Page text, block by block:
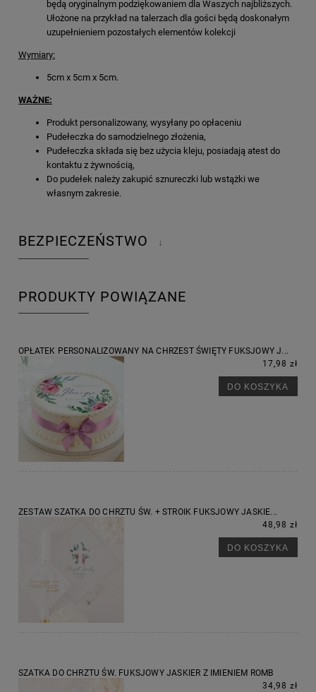
będą oryginalnym podziękowaniem dla Waszych najbliższych.
Ułożone na przykład na talerzach dla gości będą doskonałym
uzupełnieniem pozostałych elementów kolekcji
Wymiary:
5cm x 5cm x 5cm.
WAŻNE:
Produkt personalizowany, wysyłany po opłaceniu
Pudełeczka do samodzielnego złożenia,
Pudełeczka składa się bez użycia kleju, posiadają atest do
kontaktu z żywnością,
Do pudełek należy zakupić sznureczki lub wstążki we
własnym zakresie.
BEZPIECZEŃSTWO ↓
PRODUKTY POWIĄZANE
OPŁATEK PERSONALIZOWANY NA CHRZEST ŚWIĘTY FUKSJOWY J...
17,98 zł
DO KOSZYKA
ZESTAW SZATKA DO CHRZTU ŚW. + STROIK FUKSJOWY JASKIE...
48,98 zł
DO KOSZYKA
SZATKA DO CHRZTU ŚW. FUKSJOWY JASKIER Z IMIENIEM ROMB
34,98 zł